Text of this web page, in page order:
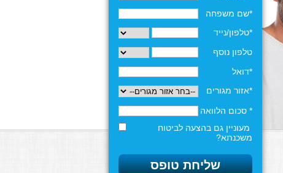
*שם משפחה
*טלפון/נייד
טלפון נוסף
*דואל
*אזור מגורים
* סכום הלוואה
מעוניין גם בהצעה לביטוח
משכנתא?